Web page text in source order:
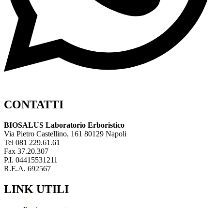
CONTATTI
BIOSALUS Laboratorio Erboristico
Via Pietro Castellino, 161 80129 Napoli
Tel 081 229.61.61
Fax 37.20.307
P.I. 04415531211
R.E.A. 692567
LINK UTILI